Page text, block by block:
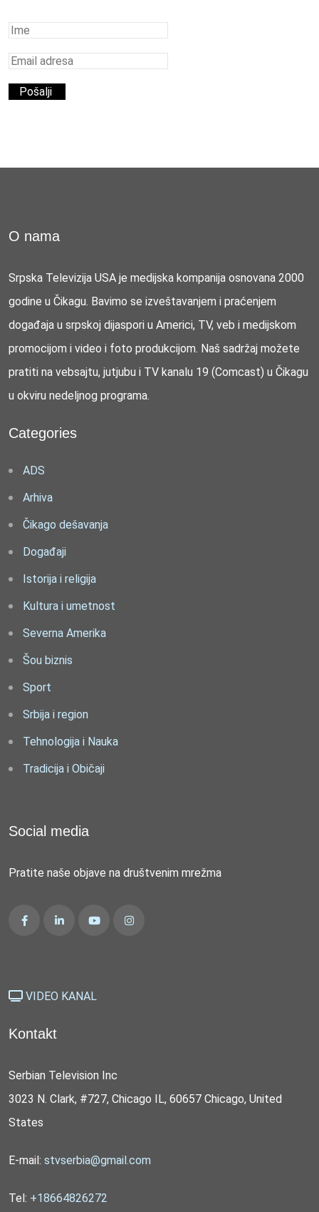
O nama
Srpska Televizija USA je medijska kompanija osnovana 2000
godine u Čikagu. Bavimo se izveštavanjem i praćenjem
događaja u srpskoj dijaspori u Americi, TV, veb i medijskom
promocijom i video i foto produkcijom. Naš sadržaj možete
pratiti na vebsajtu, jutjubu i TV kanalu 19 (Comcast) u Čikagu
u okviru nedeljnog programa.
Categories
ADS
Arhiva
Čikago dešavanja
Događaji
Istorija i religija
Kultura i umetnost
Severna Amerika
Šou biznis
Sport
Srbija i region
Tehnologija i Nauka
Tradicija i Običaji
Social media
Pratite naše objave na društvenim mrežma
VIDEO KANAL
Kontakt
Serbian Television Inc
3023 N. Clark, #727, Chicago IL, 60657 Chicago, United
States
E-mail: stvserbia@gmail.com
Tel: +18664826272